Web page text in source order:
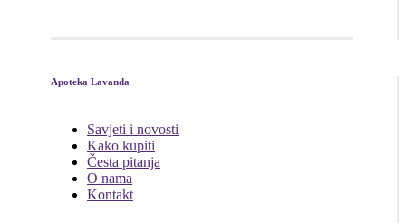
Apoteka Lavanda
Savjeti i novosti
Kako kupiti
Česta pitanja
O nama
Kontakt